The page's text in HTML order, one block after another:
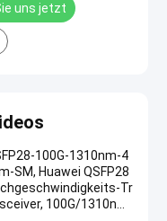
uns jetzt
100G-1310nm-4
SM, Huawei QSFP28
Tr
100G/1310nm/